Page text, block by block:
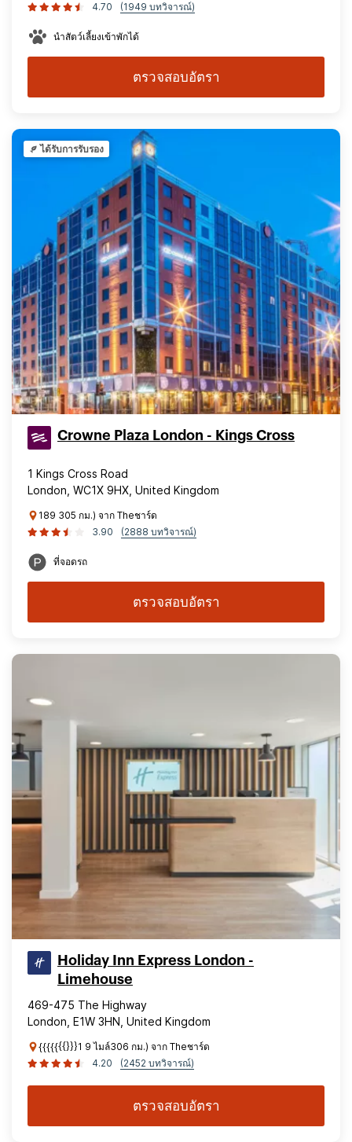
4.70
(1949 บทวิจารณ์)
นำสัตว์เลี้ยงเข้าพักได้
ตรวจสอบอัตรา
ได้รับการรับรอง
Crowne Plaza London - Kings Cross
1 Kings Cross Road
London, WC1X 9HX, United Kingdom
189 305 กม.) จาก Theชาร์ด
3.90
(2888 บทวิจารณ์)
ที่จอดรถ
ตรวจสอบอัตรา
Holiday Inn Express London -
Limehouse
469-475 The Highway
London, E1W 3HN, United Kingdom
{{{{{{{}}}1 9 ไมล์306 กม.) จาก Theชาร์ด
4.20
(2452 บทวิจารณ์)
ตรวจสอบอัตรา